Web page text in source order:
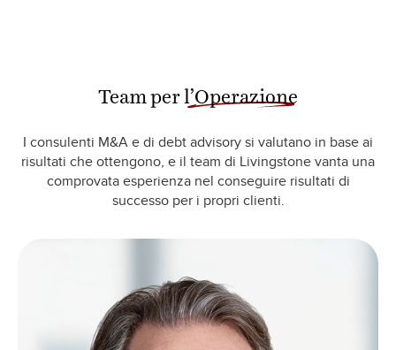
Team per l’Operazione
I consulenti M&A e di debt advisory si valutano in base ai
risultati che ottengono, e il team di Livingstone vanta una
comprovata esperienza nel conseguire risultati di
successo per i propri clienti.